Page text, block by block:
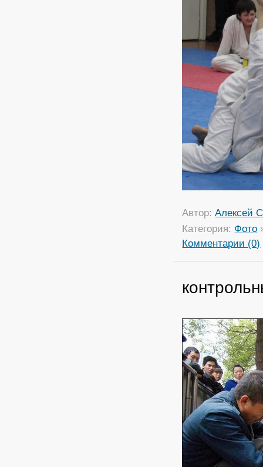
Автор:Алексей
Категория: Фото
Комментарии (0)